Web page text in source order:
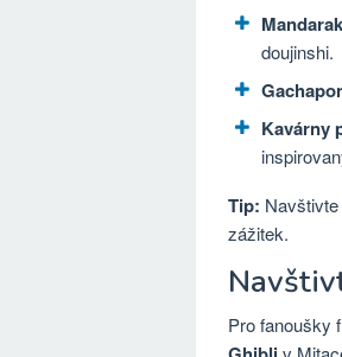
doujinshi.
Kavárny
Tip:
zážitek.
Pro fanoušky